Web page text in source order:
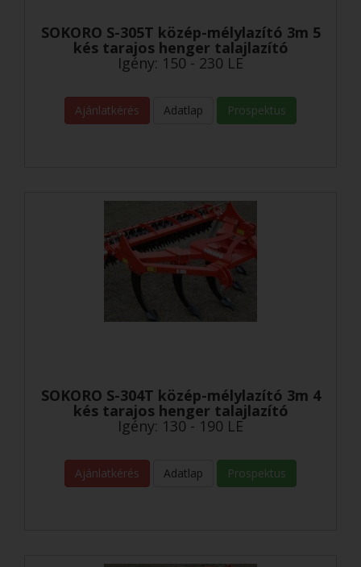
SOKORO S-305T közép-mélylazító 3m 5
kés tarajos henger talajlazító
Igény: 150 - 230 LE
Ajánlatkérés Adatlap Prospektus
SOKORO S-304T közép-mélylazító 3m 4
kés tarajos henger talajlazító
Igény: 130 - 190 LE
Ajánlatkérés Adatlap Prospektus